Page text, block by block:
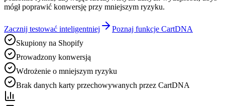
mógł poprawić konwersję przy mniejszym ryzyku.
Zacznij testować inteligentniej
Poznaj funkcje CartDNA
Skupiony na Shopify
Prowadzony konwersją
Wdrożenie o mniejszym ryzyku
Brak danych karty przechowywanych przez CartDNA